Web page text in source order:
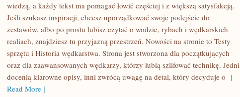
NAJWIĘKSZE
OKAZY
wiedzą, a każdy tekst ma pomagać łowić częściej i z większą satysfakcją.
Jeśli szukasz inspiracji, chcesz uporządkować swoje podejście do
zestawów, albo po prostu lubisz czytać o wodzie, rybach i wędkarskich
realiach, znajdziesz tu przyjazną przestrzeń. Nowości na stronie to Testy
sprzętu i Historia wędkarstwa. Strona jest stworzona dla początkujących
oraz dla zaawansowanych wędkarzy, którzy lubią szlifować technikę. Jedni
docenią klarowne opisy, inni zwrócą uwagę na detal, który decyduje o [
Read More ]